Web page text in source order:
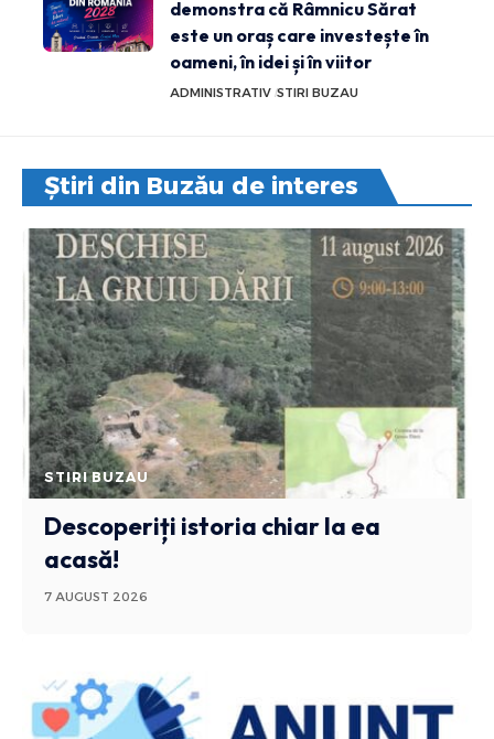
demonstra că Râmnicu Sărat
este un oraș care investește în
oameni, în idei și în viitor
ADMINISTRATIV STIRI BUZAU
Știri din Buzău de interes
STIRI BUZAU
Descoperiți istoria chiar la ea
acasă!
7 AUGUST 2026